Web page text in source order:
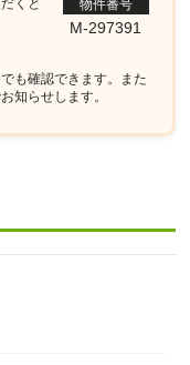
も確認できます。また
知らせします。
くと
物件番号
M-297391